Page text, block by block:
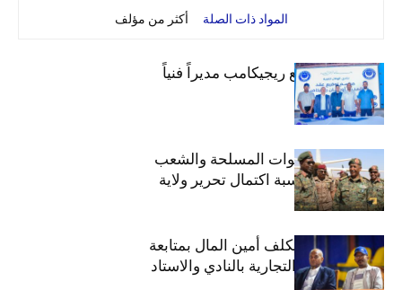
المواد ذات الصلة أكثر من مؤلف
الهلال يتعاقد مع ريجيكامب مديراً فنياً
الهلال يهنئ القوات المسلحة والشعب
السوداني بمناسبة اكتمال تحرير ولاية
الخرطوم
مجلس الهلال يكلف أمين المال بمتابعة
ملف المحلات التجارية بالنادي والاستاد